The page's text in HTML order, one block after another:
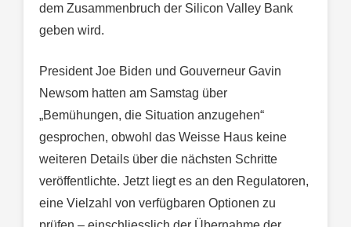
dem Zusammenbruch der Silicon Valley Bank
geben wird.
President Joe Biden und Gouverneur Gavin
Newsom hatten am Samstag über
„Bemühungen, die Situation anzugehen“
gesprochen, obwohl das Weisse Haus keine
weiteren Details über die nächsten Schritte
veröffentlichte. Jetzt liegt es an den Regulatoren,
eine Vielzahl von verfügbaren Optionen zu